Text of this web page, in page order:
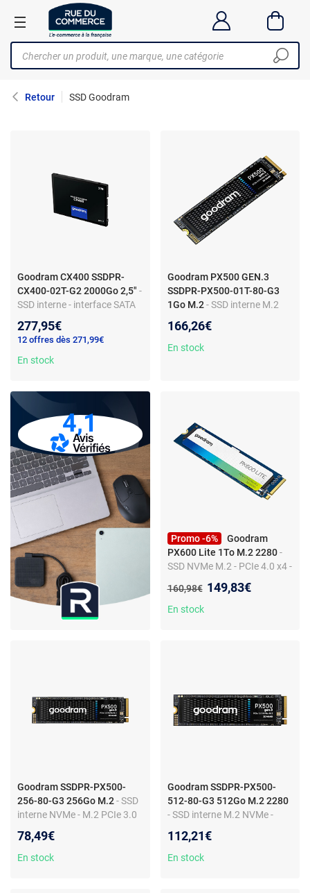
Retour SSD Goodram
Goodram CX400 SSDPR-
CX400-02T-G2 2000Go 2,5" -
SSD interne - interface SATA
écriture 500 Mo/s -
endurance 720 ToE
277,95€
12 offres dès 271,99€
En stock
Goodram PX500 GEN.3
SSDPR-PX500-01T-80-G3
1Go M.2 - SSD interne M.2
3300 Mo/s lecture - 2700
Mo/s écriture
166,26€
En stock
4,1
Promo -6%
Goodram
PX600 Lite 1To M.2 2280 -
SSD NVMe M.2 - PCIe 4.0 x4 -
Mo/s écriture - NAND TLC
Ancien prix :
160,98€ Nouveau prix :
149,83€
En stock
Goodram SSDPR-PX500-
256-80-G3 256Go M.2- SSD
interne NVMe - M.2 PCIe 3.0
1300 Mo/s écriture
78,49€
En stock
Goodram SSDPR-PX500-
512-80-G3 512Go M.2 2280
- SSD interne M.2 NVMe -
2400 Mo/s
112,21€
En stock